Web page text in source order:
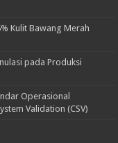
Kulit Bawang Merah
pada Produksi
Operasional
Validation (CSV)